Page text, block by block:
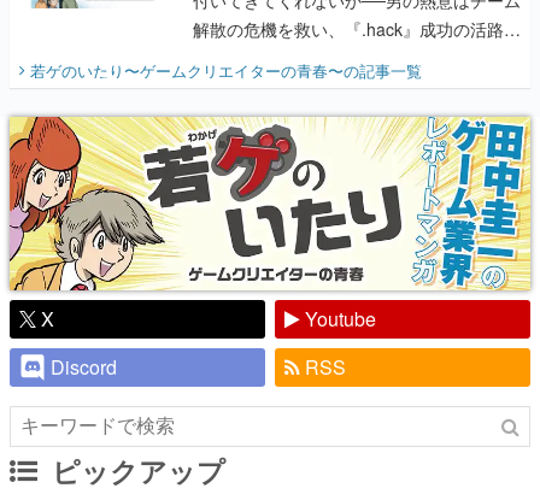
解散の危機を救い、『.hack』成功の活路を
『少年ジャンプ』色だった【若ゲのいた
り】
若ゲのいたり〜ゲームクリエイターの青春〜の記事一覧
X
Youtube
Discord
RSS
ピックアップ